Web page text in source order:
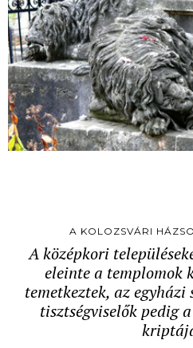
A KOLOZSVÁRI
A középkori
eleinte a templomok
temetkeztek, az egyházi
tisztségviselők pedig